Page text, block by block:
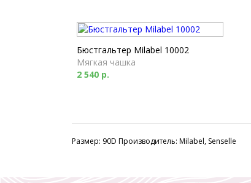
Бюстгальтер Milabel 10002
Мягкая чашка
2 540 р.
Размер: 90D Производитель: Milabel, Senselle